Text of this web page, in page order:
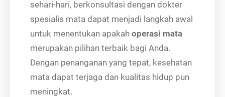
sehari-hari, berkonsultasi dengan dokter
spesialis mata dapat menjadi langkah awal
untuk menentukan apakah operasi mata
merupakan pilihan terbaik bagi Anda.
Dengan penanganan yang tepat, kesehatan
mata dapat terjaga dan kualitas hidup pun
meningkat.